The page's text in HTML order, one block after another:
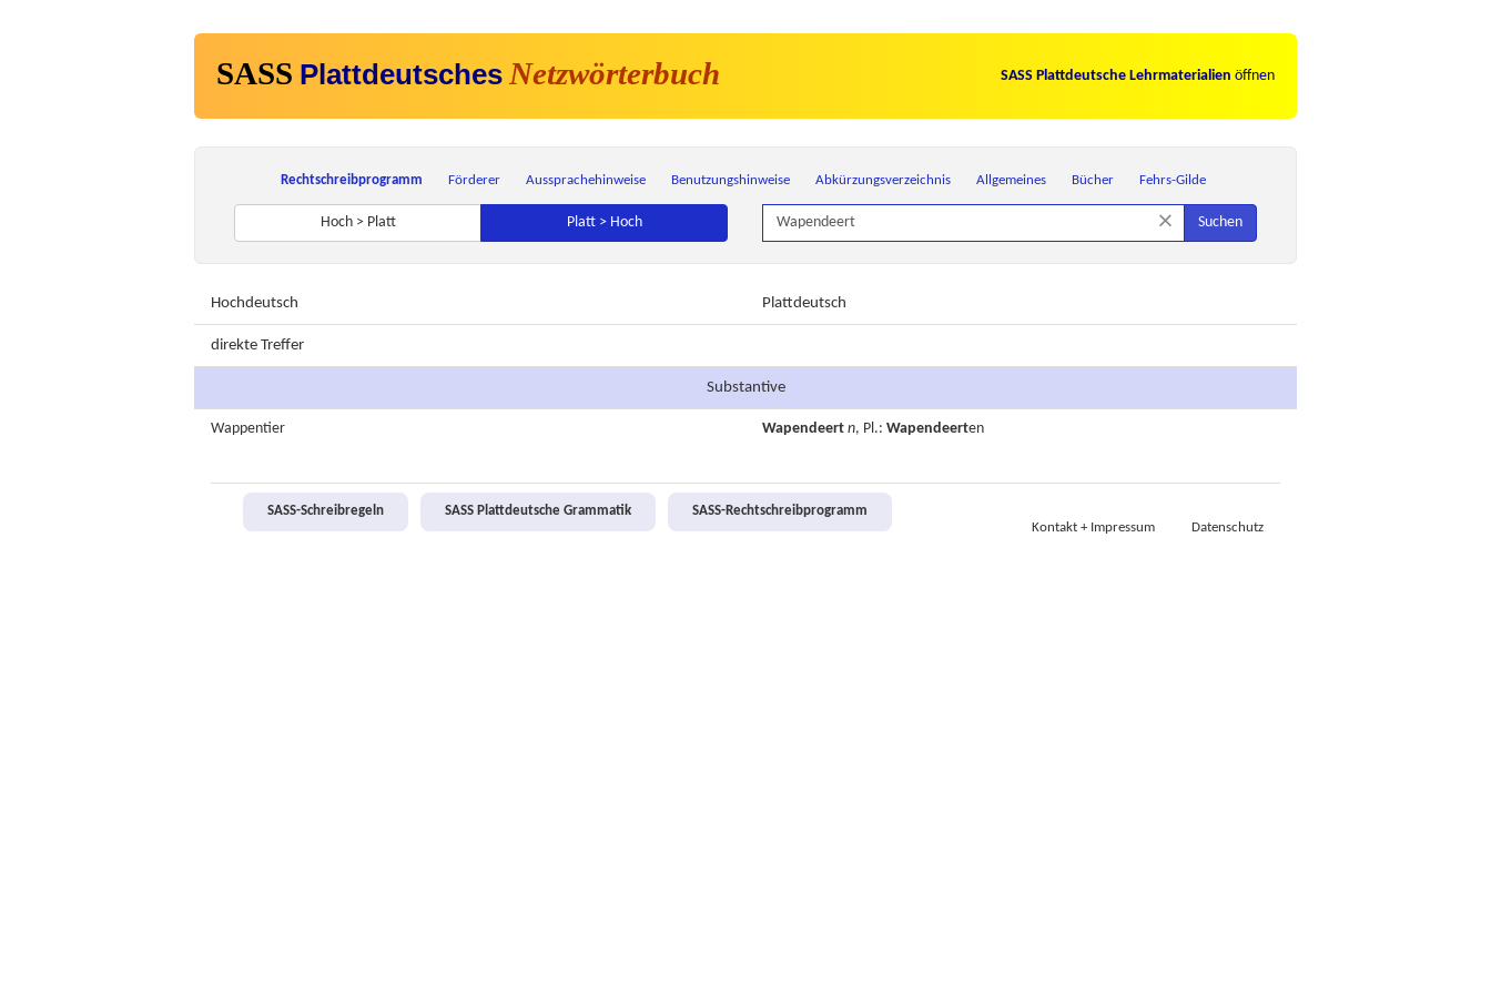
SASS Plattdeutsches Netzwörterbuch SASS Plattdeutsche Lehrmaterialien öffnen
Rechtschreibprogramm Förderer Aussprachehinweise Benutzungshinweise Abkürzungsverzeichnis Allgemeines Bücher Fehrs-Gilde
Hoch > Platt Platt > Hoch × Suchen
Hochdeutsch Plattdeutsch
direkte Treffer
Substantive
Wappentier Wapendeert n, Pl.: Wapendeerten
SASS-Schreibregeln SASS Plattdeutsche Grammatik
SASS-Rechtschreibprogramm
Kontakt + Impressum
Datenschutz